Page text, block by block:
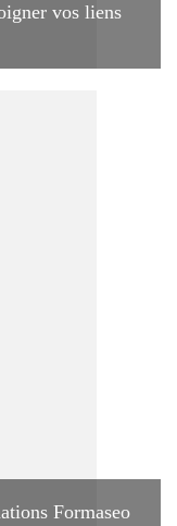
vos liens
Formaseo